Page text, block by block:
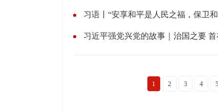
习语丨“安享和平是人民之福，保卫
习近平强党兴党的故事｜治国之要 首
1 2 3 4 5